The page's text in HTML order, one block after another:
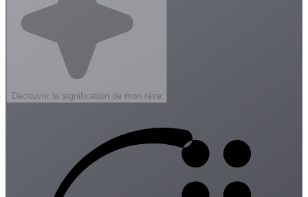
Découvrir la signification de mon rêve